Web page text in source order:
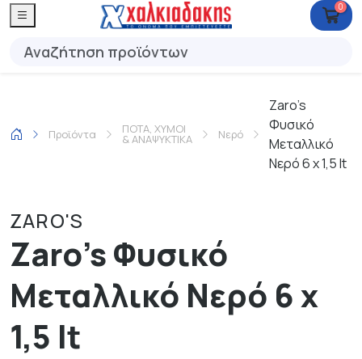
0
Προϊόντα ΠΟΤΑ, ΧΥΜΟΙ
& ΑΝΑΨΥΚΤΙΚΑ Νερό
Zaro's
Φυσικό
Μεταλλικό
Νερό 6 x 1,5 lt
ZARO'S
Zaro's Φυσικό
Μεταλλικό Νερό 6 x
1,5 lt